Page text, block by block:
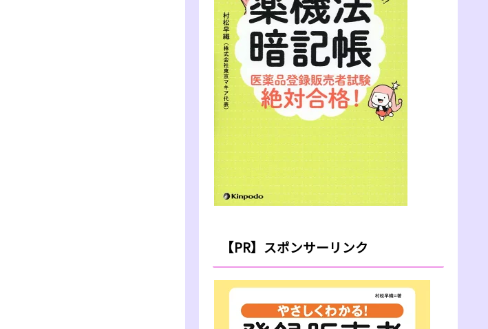
【PR】スポンサーリンク